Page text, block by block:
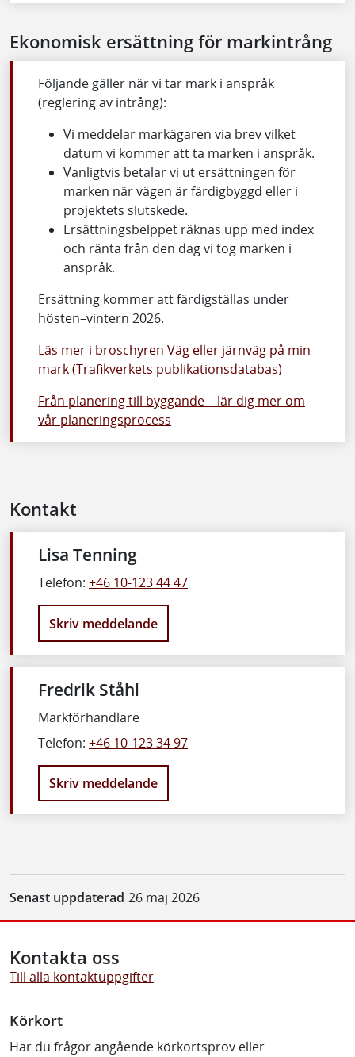
Ekonomisk ersättning för markintrång
Följande gäller när vi tar mark i anspråk
(reglering av intrång):
Vi meddelar markägaren via brev vilket
datum vi kommer att ta marken i anspråk.
Vanligtvis betalar vi ut ersättningen för
marken när vägen är färdigbyggd eller i
projektets slutskede.
Ersättningsbelppet räknas upp med index
och ränta från den dag vi tog marken i
anspråk.
Ersättning kommer att färdigställas under
hösten–vintern 2026.
Läs mer i broschyren Väg eller järnväg på min
mark (Trafikverkets publikationsdatabas)
Från planering till byggande – lär dig mer om
vår planeringsprocess
Kontakt
Lisa Tenning
Telefon: +46 10-123 44 47
Skriv meddelande
Fredrik Ståhl
Markförhandlare
Telefon: +46 10-123 34 97
Skriv meddelande
Senast uppdaterad 26 maj 2026
Kontakta oss
Till alla kontaktuppgifter
Körkort
Har du frågor angående körkortsprov eller